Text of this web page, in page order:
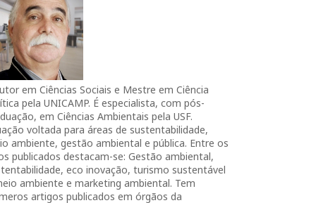
em Ciências Sociais e Mestre em Ciência
pela UNICAMP. É especialista, com pós-
em Ciências Ambientais pela USF.
voltada para áreas de sustentabilidade,
ambiente, gestão ambiental e pública. Entre os
publicados destacam-se: Gestão ambiental,
eco inovação, turismo sustentável
ambiente e marketing ambiental. Tem
artigos publicados em órgãos da